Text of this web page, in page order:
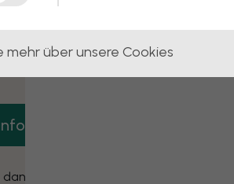
mehr über unsere Cookies